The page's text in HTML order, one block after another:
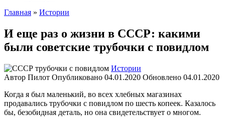
Главная » Истории
И еще раз о жизни в СССР: какими
были советские трубочки с повидлом
Истории
Автор Пилот Опубликовано 04.01.2020 Обновлено 04.01.2020
Когда я был маленький, во всех хлебных магазинах
продавались трубочки с повидлом по шесть копеек. Казалось
бы, безобидная деталь, но она свидетельствует о многом.